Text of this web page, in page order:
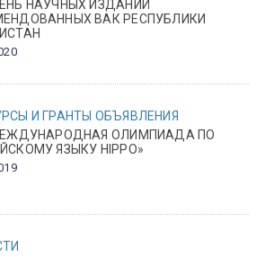
НАУЧНЫХ ИЗДАНИЙ
ВАК РЕСПУБЛИКИ
И ГРАНТЫ ОБЪЯВЛЕНИЯ
ОЛИМПИАДА ПО
ЯЗЫКУ HIPPO»